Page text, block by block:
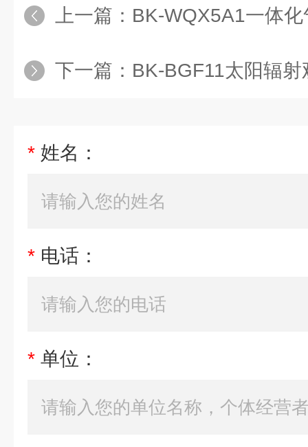
上一篇： BK-WQX5A1一体
下一篇： BK-BGF11太阳辐
* 姓名：
* 电话：
* 单位：